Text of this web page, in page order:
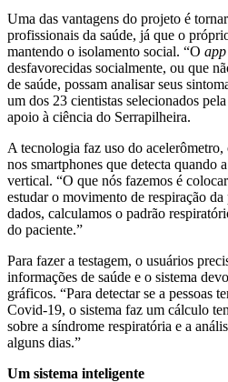
Uma das vantagens do projeto é
profissionais da saúde, já que o
mantendo o isolamento social. “O app
desfavorecidas socialmente, ou que
de saúde, possam analisar seus
um dos 23 cientistas selecionados
apoio à ciência do Serrapilheira.
A tecnologia faz uso do
nos smartphones que detecta quando
vertical. “O que nós fazemos é
estudar o movimento de respiração da
dados, calculamos o padrão
do paciente.”
Para fazer a testagem, o usuários
informações de saúde e o sistema
gráficos. “Para detectar se a pessoas
Covid-19, o sistema faz um cálculo
sobre a síndrome respiratória e a
alguns dias.”
Um sistema inteligente